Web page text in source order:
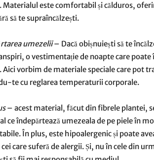
Materialul este comfortabil și călduros,
să te supraîncălzești.
umezelii– Dacă obișnuiești să te
o vestimentație de noapte care
Aici vorbim de materiale speciale care pot
te cu reglarea temperaturii corporale.
– acest material, făcut din fibrele plantei,
ce îndepărtează umezeala de pe piele în
În plus, este hipoalergenic și poate
care suferă de alergii. Și, nu în cele din